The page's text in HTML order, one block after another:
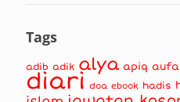
Tags
adib adik alya apiq aufa
diari doa ebook hadis